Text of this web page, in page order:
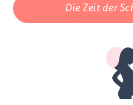
Die Zeit der